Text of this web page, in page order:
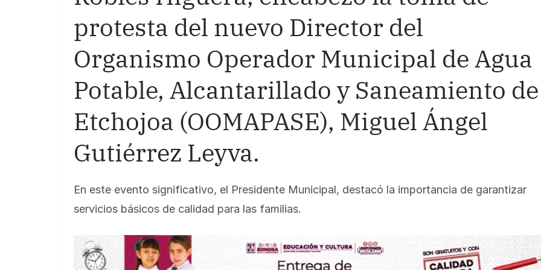
protesta del nuevo Director del
Organismo Operador Municipal de Agua
Potable, Alcantarillado y Saneamiento de
Etchojoa (OOMAPASE), Miguel Ángel
Gutiérrez Leyva.
En este evento significativo, el Presidente Municipal, destacó la importancia de garantizar
servicios básicos de calidad para las familias.